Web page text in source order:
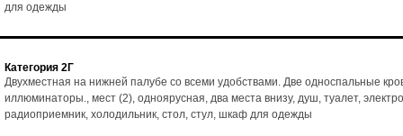
для одежды
Категория 2Г
Двухместная на нижней палубе со всеми удобствами. Две односпальные
иллюминаторы., мест (2), одноярусная, два места внизу, душ, туалет,
радиоприемник, холодильник, стол, стул, шкаф для одежды